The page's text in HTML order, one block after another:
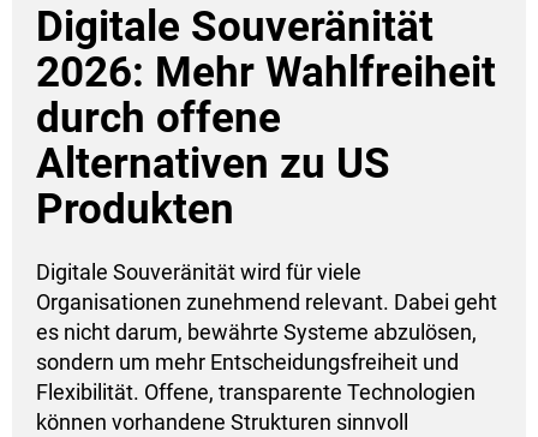
Digitale Souveränität
2026: Mehr Wahlfreiheit
durch offene
Alternativen zu US
Produkten
Digitale Souveränität wird für viele
Organisationen zunehmend relevant. Dabei geht
es nicht darum, bewährte Systeme abzulösen,
sondern um mehr Entscheidungsfreiheit und
Flexibilität. Offene, transparente Technologien
können vorhandene Strukturen sinnvoll